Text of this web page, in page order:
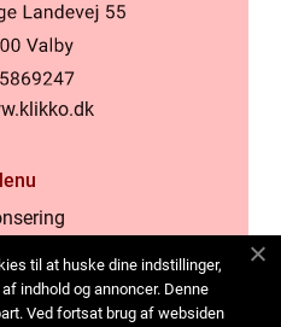
oss
til at huske dine indstillinger,
indhold og annoncer. Denne
Ved fortsat brug af websiden